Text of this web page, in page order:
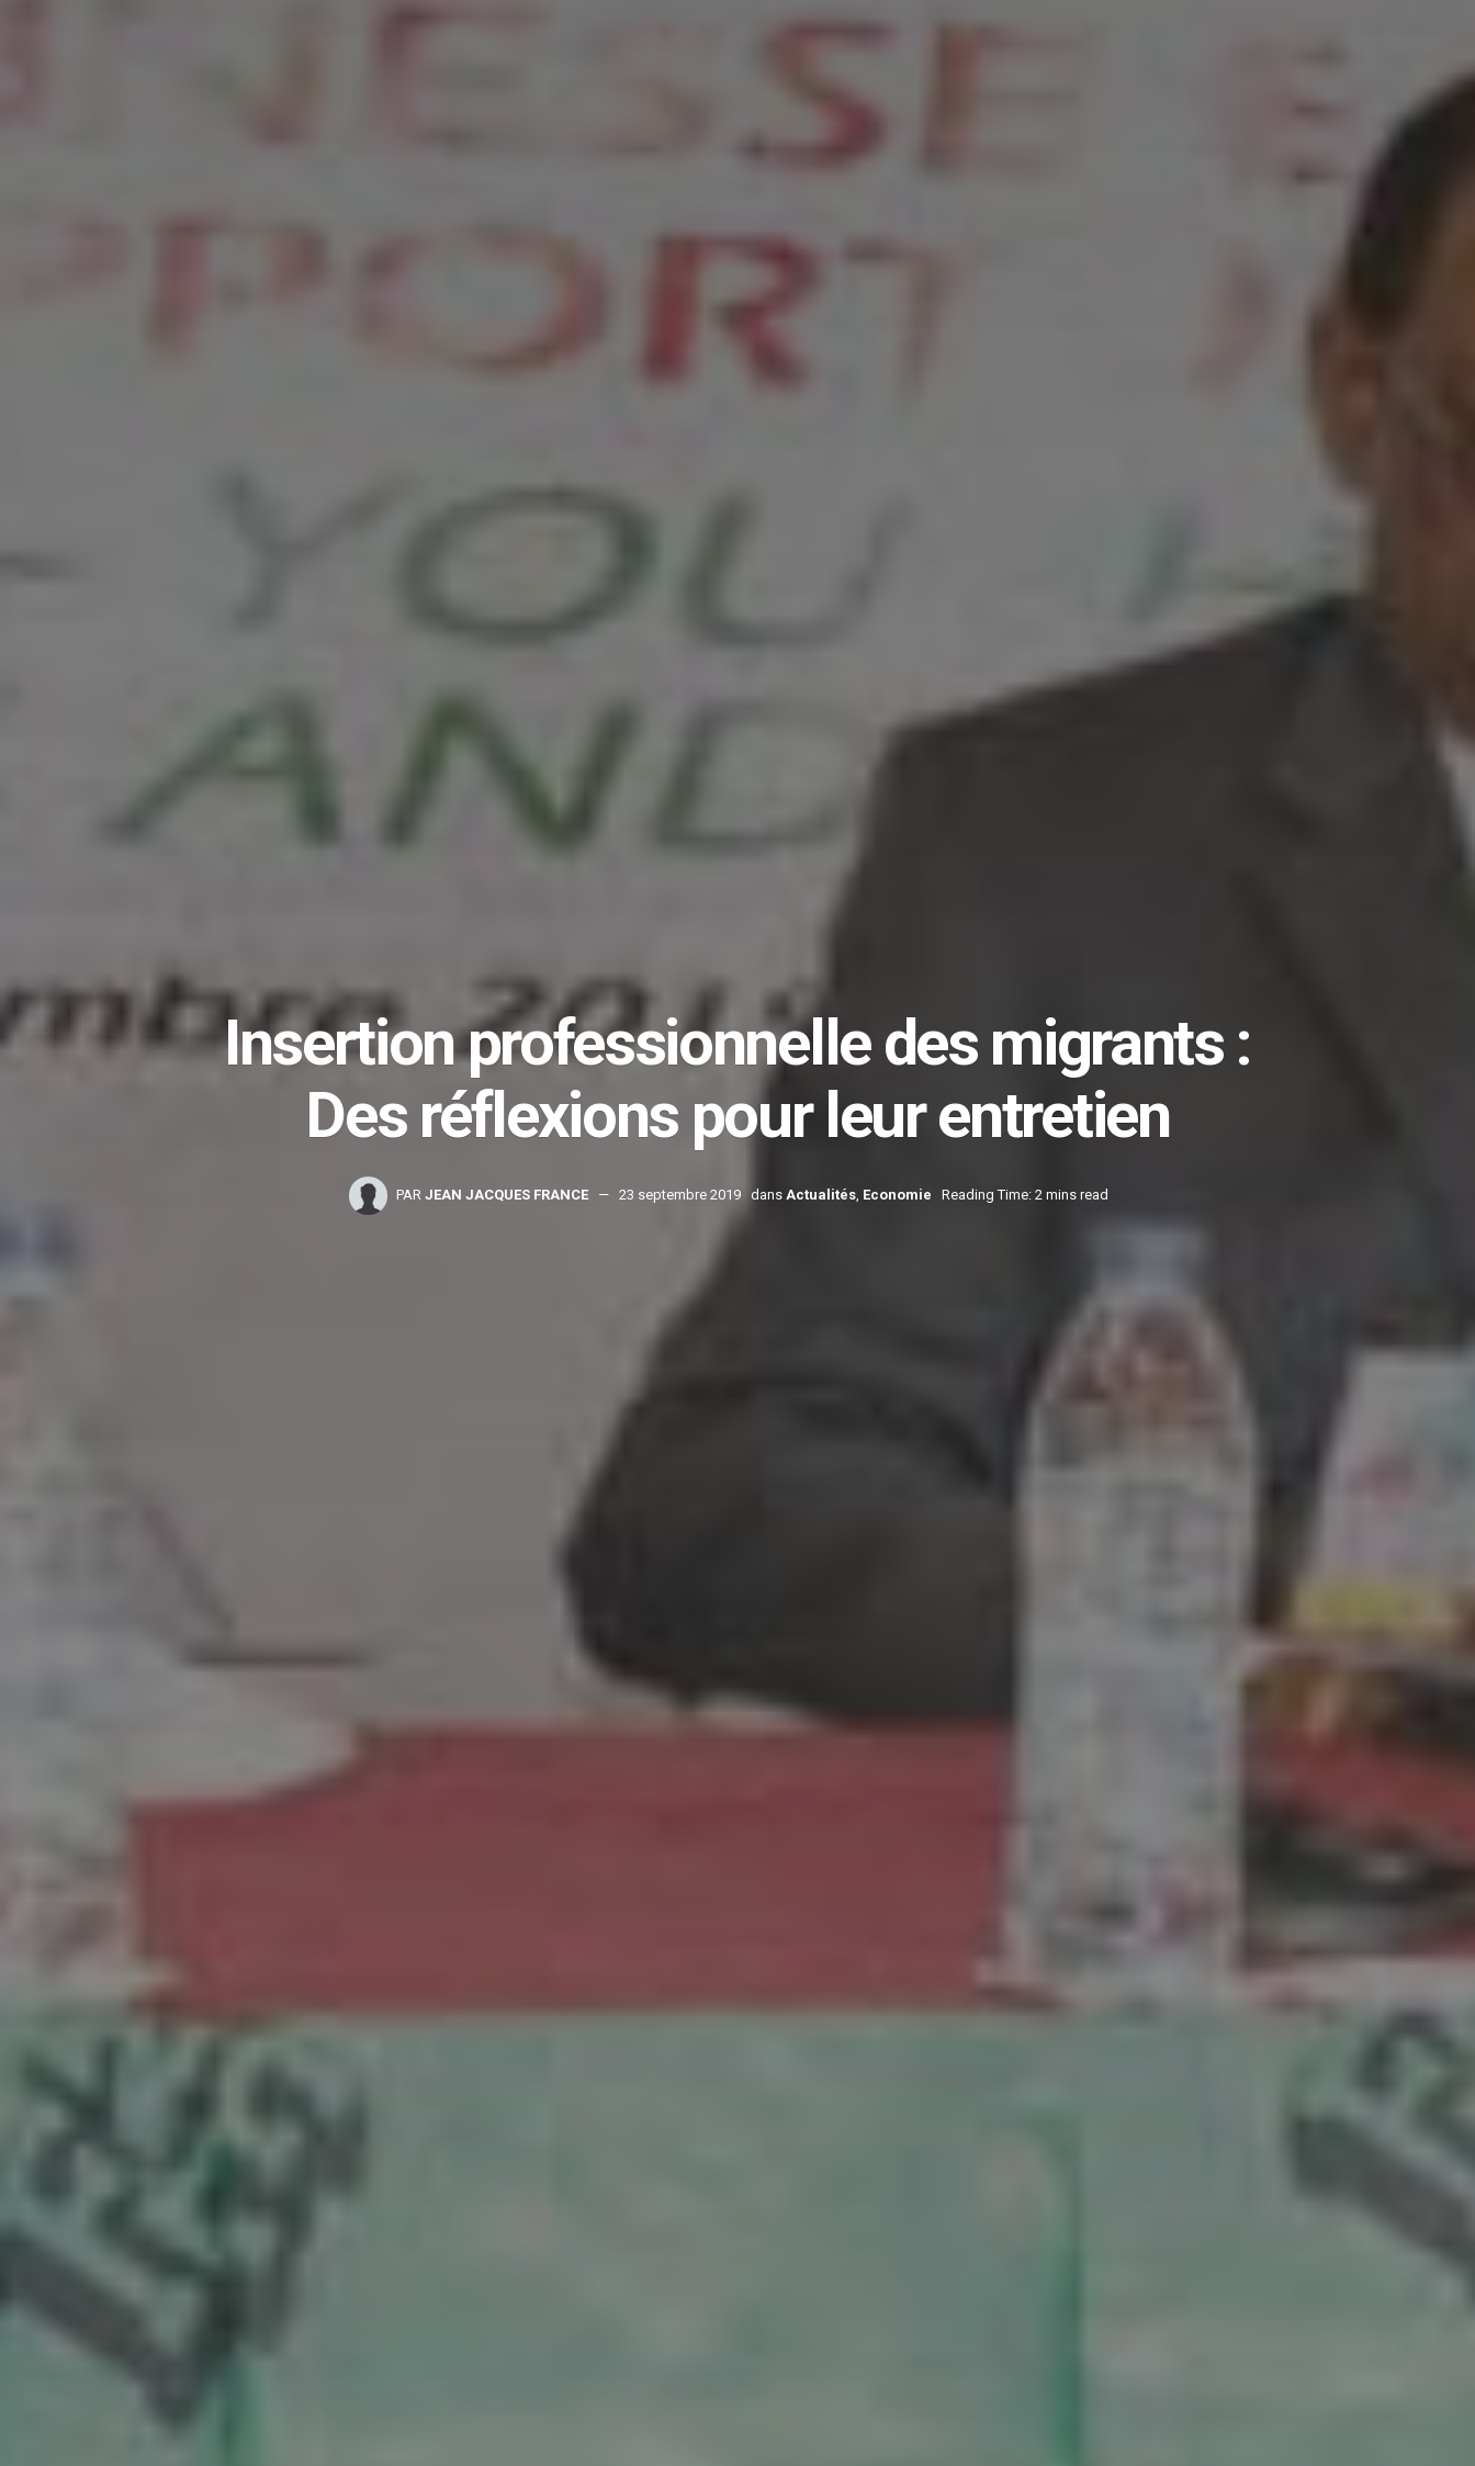
Insertion professionnelle des migrants :
Des réflexions pour leur entretien
PAR JEAN JACQUES FRANCE 23 septembre 2019 dans Actualités, Economie Reading Time: 2 mins read